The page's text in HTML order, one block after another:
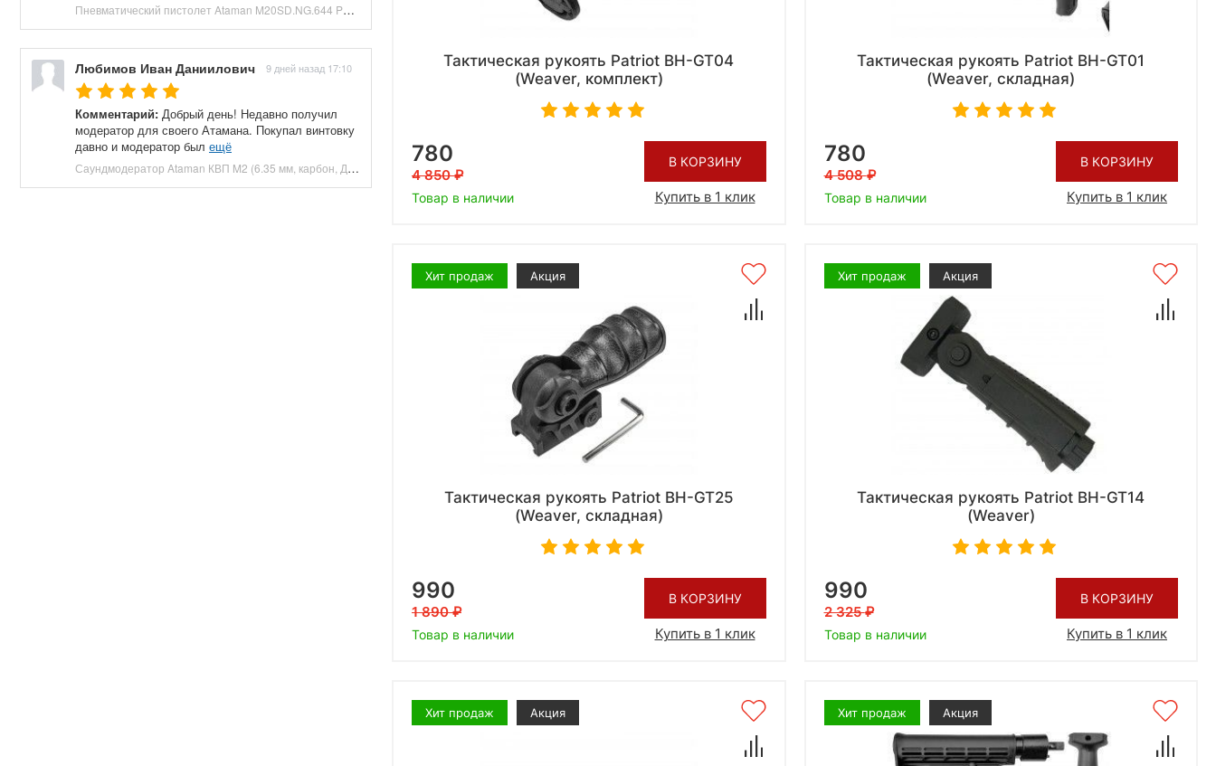
Пневматический пистолет Ataman M20SD.NG.644 Pocket Gun 6.35 мм (приклад, полнотел, бук, красный) купить в Москве и СПБ, цена 130000 руб. Доставка по РФ!
Любимов Иван Даниилович 9 дней назад 17:10
Комментарий: Добрый день! Недавно получил
модератор для своего Атамана. Покупал винтовку
давно и модератор был ещё
Саундмодератор Ataman КВП M2 (6.35 мм, карбон, ДТК) купить в Москве и СПБ, цена 12210 руб. Доставка по РФ!
Тактическая рукоять Patriot BH-GT04
(Weaver, комплект)
780
4 850
Товар в наличии
В КОРЗИНУ
Купить в 1 клик
Тактическая рукоять Patriot BH-GT01
(Weaver, складная)
780
4 508
Товар в наличии
В КОРЗИНУ
Купить в 1 клик
Хит продаж Акция
Тактическая рукоять Patriot BH-GT25
(Weaver, складная)
990
1 890
Товар в наличии
В КОРЗИНУ
Купить в 1 клик
Хит продаж Акция
Тактическая рукоять Patriot BH-GT14
(Weaver)
990
2 325
Товар в наличии
В КОРЗИНУ
Купить в 1 клик
Хит продаж Акция Хит продаж Акция